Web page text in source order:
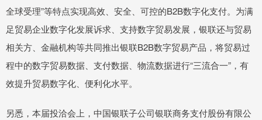
全球受理”等特点实现高效、安全、可控的B2B数字化支付。为满
足贸易企业数字化发展诉求、支持数字贸易发展，银联还与贸易
相关方、金融机构等共同推出银联B2B数字贸易产品，将贸易过
程中的数字贸易数据、支付数据、物流数据进行“三流合一”，有
效提升贸易数字化、便利化水平。
另悉，本届投洽会上，中国银联子公司银联商务支付股份有限公